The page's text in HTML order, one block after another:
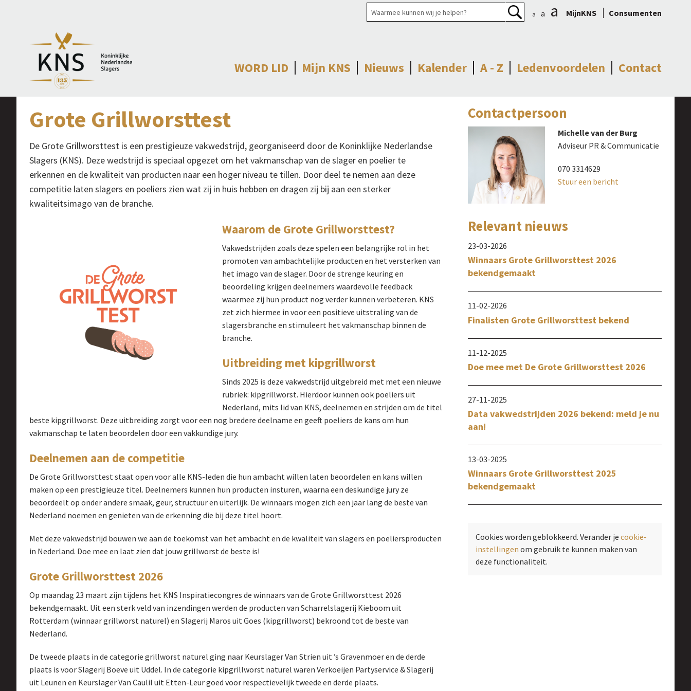
a a a MijnKNS Consumenten
WORD LID Mijn KNS Nieuws Kalender A - Z Ledenvoordelen Contact
Grote Grillworsttest
De Grote Grillworsttest is een prestigieuze vakwedstrijd, georganiseerd door de Koninklijke Nederlandse
Slagers (KNS). Deze wedstrijd is speciaal opgezet om het vakmanschap van de slager en poelier te
erkennen en de kwaliteit van producten naar een hoger niveau te tillen. Door deel te nemen aan deze
competitie laten slagers en poeliers zien wat zij in huis hebben en dragen zij bij aan een sterker
kwaliteitsimago van de branche.
Waarom de Grote Grillworsttest?
Vakwedstrijden zoals deze spelen een belangrijke rol in het
promoten van ambachtelijke producten en het versterken van
het imago van de slager. Door de strenge keuring en
beoordeling krijgen deelnemers waardevolle feedback
waarmee zij hun product nog verder kunnen verbeteren. KNS
zet zich hiermee in voor een positieve uitstraling van de
slagersbranche en stimuleert het vakmanschap binnen de
branche.
Uitbreiding met kipgrillworst
Sinds 2025 is deze vakwedstrijd uitgebreid met met een nieuwe
rubriek: kipgrillworst. Hierdoor kunnen ook poeliers uit
Nederland, mits lid van KNS, deelnemen en strijden om de titel
beste kipgrillworst. Deze uitbreiding zorgt voor een nog bredere deelname en geeft poeliers de kans om hun
vakmanschap te laten beoordelen door een vakkundige jury.
Deelnemen aan de competitie
De Grote Grillworsttest staat open voor alle KNS-leden die hun ambacht willen laten beoordelen en kans willen
maken op een prestigieuze titel. Deelnemers kunnen hun producten insturen, waarna een deskundige jury ze
beoordeelt op onder andere smaak, geur, structuur en uiterlijk. De winnaars mogen zich een jaar lang de beste van
Nederland noemen en genieten van de erkenning die bij deze titel hoort.
Met deze vakwedstrijd bouwen we aan de toekomst van het ambacht en de kwaliteit van slagers en poeliersproducten
in Nederland. Doe mee en laat zien dat jouw grillworst de beste is!
Grote Grillworsttest 2026
Op maandag 23 maart zijn tijdens het KNS Inspiratiecongres de winnaars van de Grote Grillworsttest 2026
bekendgemaakt. Uit een sterk veld van inzendingen werden de producten van Scharrelslagerij Kieboom uit
Rotterdam (winnaar grillworst naturel) en Slagerij Maros uit Goes (kipgrillworst) bekroond tot de beste van
Nederland.
De tweede plaats in de categorie grillworst naturel ging naar Keurslager Van Strien uit ’s Gravenmoer en de derde
plaats is voor Slagerij Boeve uit Uddel. In de categorie kipgrillworst naturel waren Verkoeijen Partyservice & Slagerij
uit Leunen en Keurslager Van Caulil uit Etten-Leur goed voor respectievelijk tweede en derde plaats.
Contactpersoon
Michelle van der Burg
Adviseur PR & Communicatie
070 3314629
Stuur een bericht
Relevant nieuws
23-03-2026
Winnaars Grote Grillworsttest 2026
bekendgemaakt
11-02-2026
Finalisten Grote Grillworsttest bekend
11-12-2025
Doe mee met De Grote Grillworsttest 2026
27-11-2025
Data vakwedstrijden 2026 bekend: meld je nu
aan!
13-03-2025
Winnaars Grote Grillworsttest 2025
bekendgemaakt
Cookies worden geblokkeerd. Verander jecookie-
instellingen om gebruik te kunnen maken van
deze functionaliteit.